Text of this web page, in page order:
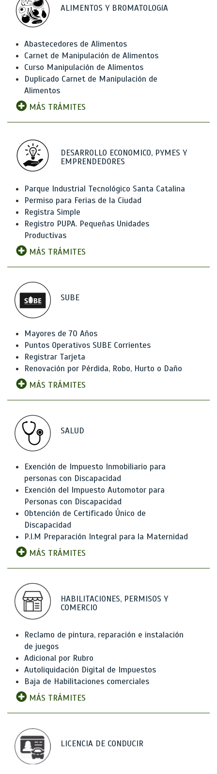
ALIMENTOS Y BROMATOLOGíA
Abastecedores de Alimentos
Carnet de Manipulación de Alimentos
Curso Manipulación de Alimentos
Duplicado Carnet de Manipulación de
Alimentos
MÁS TRÁMITES
DESARROLLO ECONOMICO, PYMES Y
EMPRENDEDORES
Parque Industrial Tecnológico Santa Catalina
Permiso para Ferias de la Ciudad
Registra Simple
Registro PUPA. Pequeñas Unidades
Productivas
MÁS TRÁMITES
SUBE
Mayores de 70 Años
Puntos Operativos SUBE Corrientes
Registrar Tarjeta
Renovación por Pérdida, Robo, Hurto o Daño
MÁS TRÁMITES
SALUD
Exención de Impuesto Inmobiliario para
personas con Discapacidad
Exención del Impuesto Automotor para
Personas con Discapacidad
Obtención de Certificado Único de
Discapacidad
P.I.M Preparación Integral para la Maternidad
MÁS TRÁMITES
HABILITACIONES, PERMISOS Y
COMERCIO
Reclamo de pintura, reparación e instalación
de juegos
Adicional por Rubro
Autoliquidación Digital de Impuestos
Baja de Habilitaciones comerciales
MÁS TRÁMITES
LICENCIA DE CONDUCIR